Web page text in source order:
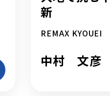
新
REMAX KYOUEI
中村 文彦